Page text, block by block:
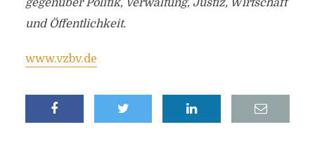
gegenüber Politik, Verwaltung, Justiz, Wirtschaft
und Öffentlichkeit.
www.vzbv.de